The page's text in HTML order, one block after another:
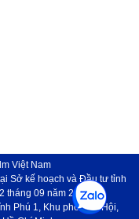
Việt Nam
Sở kế hoạch và Đầu tư tỉnh
tháng 09 năm 2024
Phú 1, Khu phố Phú Hội,